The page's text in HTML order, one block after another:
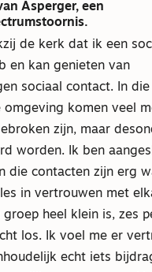
Asperger, een
de kerk dat ik een
en kan genieten van
sociaal contact. In die
komen veel
zijn, maar
worden. Ik ben
die contacten zijn erg
in vertrouwen met
heel klein is, zes
los. Ik voel me er
echt iets